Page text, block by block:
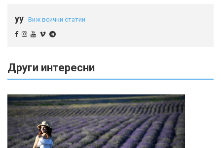
yy Виж всички статии
Други интересни